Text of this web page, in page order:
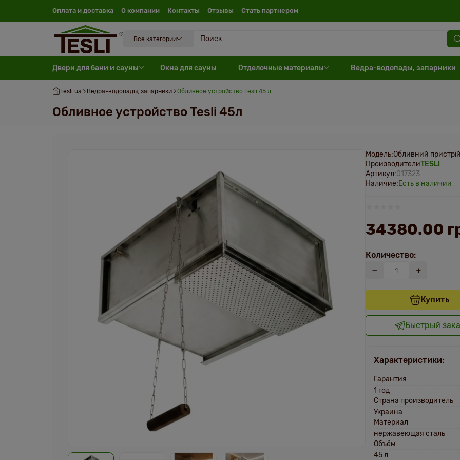
Оплата и доставка О компании Контакты Отзывы Cтать партнером
Все категории
Двери для бани и сауны Окна для сауны Отделочные материалы Ведра-водопады, запарники
Tesli.ua Ведра-водопады, запарники Обливное устройство Tesli 45 л
Обливное устройство Tesli 45л
Модель:Обливний
ПроизводителиTESLI
Артикул:017323
Наличие:Есть в наличии
34380.00
Количество:
Купить
Быстрый
Характеристики:
Гарантия
1 год
Страна производитель
Украина
Материал
нержавеющая сталь
Объём
45 л